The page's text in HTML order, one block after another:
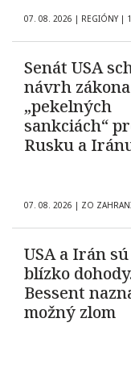
07. 08. 2026 | REGIÓNY |
Senát USA
návrh
„pekelných
sankciách“
Rusku a
07. 08. 2026 | ZO
USA a Irán sú
blízko
Bessent
možný zlom